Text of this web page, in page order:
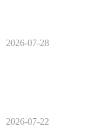
2026-07-28
2026-07-22